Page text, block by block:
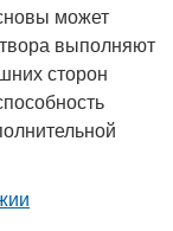
может
выполняют
сторон